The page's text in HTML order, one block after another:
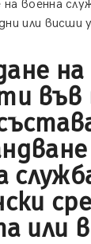
военна
или висши
на
във
или